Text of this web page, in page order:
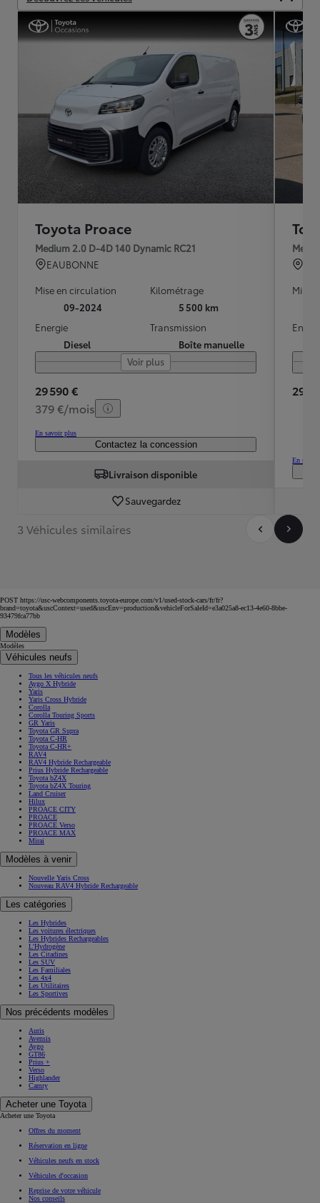
Toyota Proace
Medium 2.0 D-4D 140 Dynamic RC21
EAUBONNE
Mise en circulation
09-2024
Kilométrage
5 500 km
Energie
Diesel
Transmission
Boîte manuelle
Voir plus
29 590 €
379 €/mois
En savoir plus
Contactez la concession
Livraison disponible
Sauvegardez
Mise
29
En
3 Véhicules similaires
POST https://usc-webcomponents.toyota-europe.com/v1/used-stock-cars/fr/fr?
brand=toyota&uscContext=used&uscEnv=production&vehicleForSaleId=e3a025a8-ec13-4e60-8bbe-
93479fca77bb
Modèles
Modèles
Véhicules neufs
Tous les véhicules neufs
Aygo X Hybride
Yaris
Yaris Cross Hybride
Corolla
Corolla Touring Sports
GR Yaris
Toyota GR Supra
Toyota C-HR
Toyota C-HR+
RAV4
RAV4 Hybride Rechargeable
Prius Hybride Rechargeable
Toyota bZ4X
Toyota bZ4X Touring
Land Cruiser
Hilux
PROACE CITY
PROACE
PROACE Verso
PROACE MAX
Mirai
Modèles à venir
Nouvelle Yaris Cross
Nouveau RAV4 Hybride Rechargeable
Les catégories
Les Hybrides
Les voitures électriques
Les Hybrides Rechargeables
L'Hydrogène
Les Citadines
Les SUV
Les Familiales
Les 4x4
Les Utilitaires
Les Sportives
Nos précédents modèles
Auris
Avensis
Aygo
GT86
Prius +
Verso
Highlander
Camry
Acheter une Toyota
Acheter une Toyota
Offres du moment
Réservation en ligne
Véhicules neufs en stock
Véhicules d'occasion
Reprise de votre véhicule
Nos conseils